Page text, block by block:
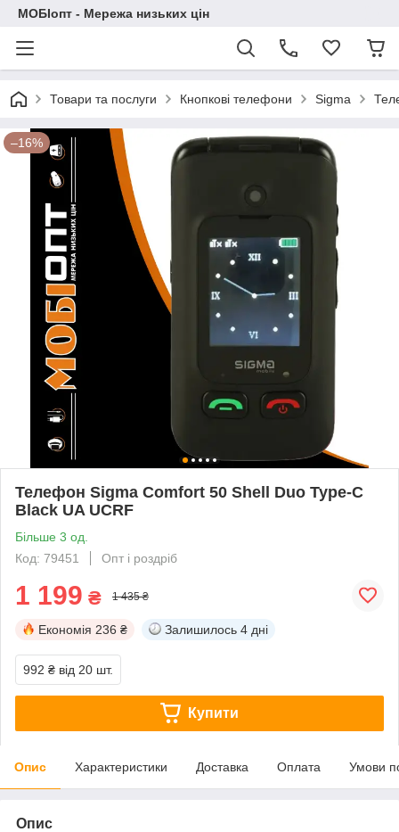
МОБІопт - Мережа низьких цін
Товари та послуги Кнопкові телефони Sigma
–16%
Телефон Sigma Comfort 50 Shell Duo Type-С
Black UA UCRF
Більше 3 од.
Код: 79451
Опт і роздріб
1 199 ₴ 1 435 ₴
Економія 236 ₴ Залишилось 4 дні
992 ₴ від 20 шт.
Купити
Опис Характеристики Доставка Оплата Умови
Опис